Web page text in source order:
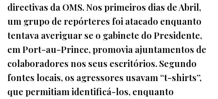
directivas da OMS. Nos primeiros dias de Abril,
um grupo de repórteres foi atacado enquanto
tentava averiguar se o gabinete do Presidente,
em Port-au-Prince, promovia ajuntamentos de
colaboradores nos seus escritórios. Segundo
fontes locais, os agressores usavam “t-shirts”,
que permitiam identificá-los, enquanto